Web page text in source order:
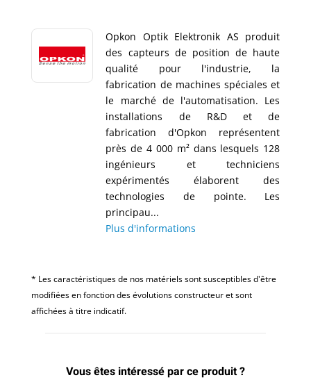
Opkon Optik Elektronik AS produit
des capteurs de position de haute
qualité pour l'industrie, la
fabrication de machines spéciales et
le marché de l'automatisation. Les
installations de R&D et de
fabrication d'Opkon représentent
près de 4 000 m² dans lesquels 128
ingénieurs et techniciens
expérimentés élaborent des
technologies de pointe. Les
principau...
Plus d'informations
* Les caractéristiques de nos matériels sont susceptibles d'être
modifiées en fonction des évolutions constructeur et sont
affichées à titre indicatif.
Vous êtes intéressé par ce produit ?